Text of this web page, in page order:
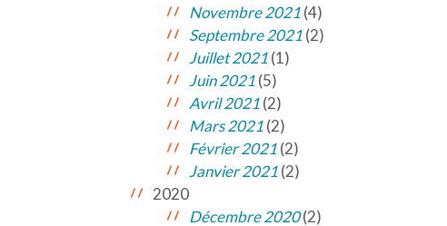
Novembre 2021(4)
Septembre 2021(2)
Juillet 2021(1)
Juin 2021(5)
Avril 2021(2)
Mars 2021(2)
Février 2021(2)
Janvier 2021(2)
2020
Décembre 2020(2)